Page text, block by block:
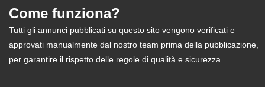
Come funziona?
Tutti gli annunci pubblicati su questo sito vengono verificati e
approvati manualmente dal nostro team prima della pubblicazione,
per garantire il rispetto delle regole di qualità e sicurezza.